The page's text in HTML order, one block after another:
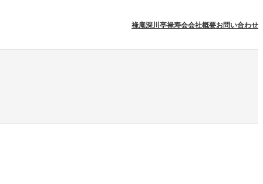
祿庵深川亭禄寿会会社概要お問い合わせ